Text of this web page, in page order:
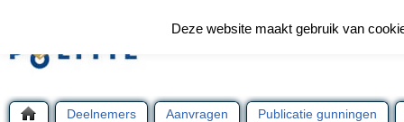
Deelnemers Aanvragen Publicatie gunningen
Deze website maakt gebruik van